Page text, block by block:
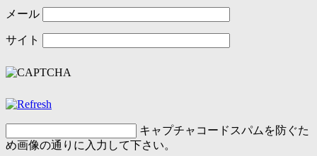
メール
サイト
キャプチャコードスパムを防ぐた
め画像の通りに入力して下さい。